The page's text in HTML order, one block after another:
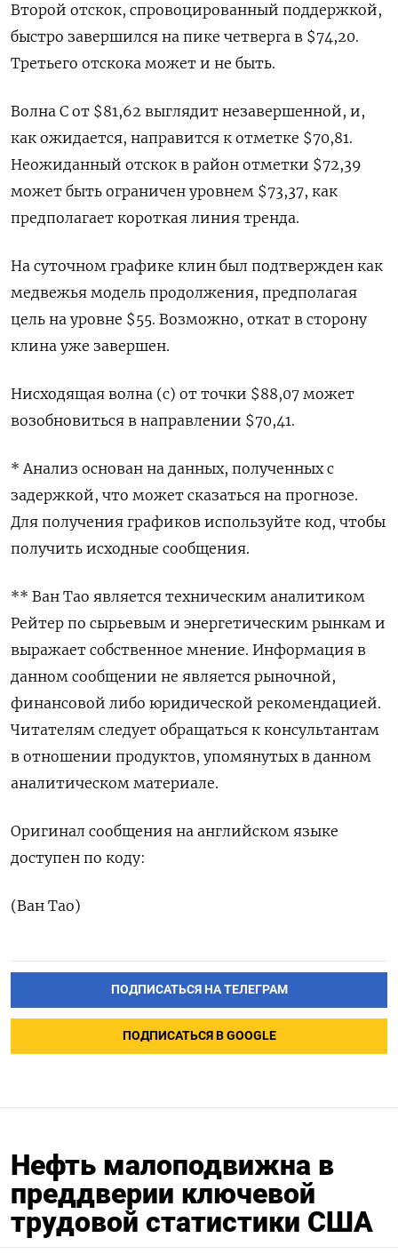
Второй отскок, спровоцированный поддержкой,
быстро завершился на пике четверга в $74,20.
Третьего отскока может и не быть.
Волна C от $81,62 выглядит незавершенной, и,
как ожидается, направится к отметке $70,81.
Неожиданный отскок в район отметки $72,39
может быть ограничен уровнем $73,37, как
предполагает короткая линия тренда.
На суточном графике клин был подтвержден как
медвежья модель продолжения, предполагая
цель на уровне $55. Возможно, откат в сторону
клина уже завершен.
Нисходящая волна (c) от точки $88,07 может
возобновиться в направлении $70,41.
* Анализ основан на данных, полученных с
задержкой, что может сказаться на прогнозе.
Для получения графиков используйте код, чтобы
получить исходные сообщения.
** Ван Тао является техническим аналитиком
Рейтер по сырьевым и энергетическим рынкам и
выражает собственное мнение. Информация в
данном сообщении не является рыночной,
финансовой либо юридической рекомендацией.
Читателям следует обращаться к консультантам
в отношении продуктов, упомянутых в данном
аналитическом материале.
Оригинал сообщения на английском языке
доступен по коду:
(Ван Тао)
ПОДПИСАТЬСЯ НА ТЕЛЕГРАМ
ПОДПИСАТЬСЯ В GOOGLE
Нефть малоподвижна в
преддверии ключевой
трудовой статистики США